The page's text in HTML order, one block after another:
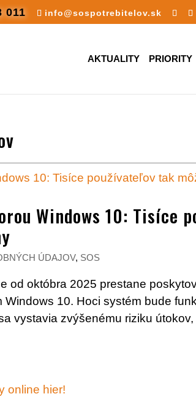
011 info@sospotrebitelov.sk
AKTUALITY PRIORITY
Windows 10: Tisíce
ÚDAJOV, SOS
od októbra 2025 prestane
10. Hoci systém bude
vystavia zvýšenému riziku